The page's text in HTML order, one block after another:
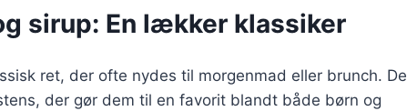
sirup: En lækker klassiker
ret, der ofte nydes til morgenmad eller brunch. De
der gør dem til en favorit blandt både børn og